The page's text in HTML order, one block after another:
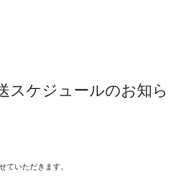
スケジュールのお知ら
いただきます。